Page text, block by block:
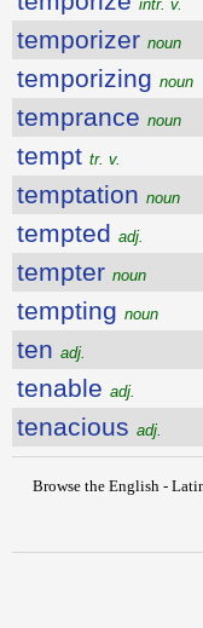
intr. v.
temporizer noun
temporizing noun
temprance noun
tempt tr. v.
temptation noun
tempted adj.
tempter noun
tempting noun
ten adj.
tenable adj.
tenacious adj.
Browse the English -